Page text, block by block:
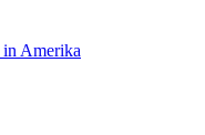
Amerika